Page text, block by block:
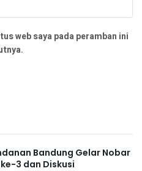
web saya pada peramban ini
Bandung Gelar Nobar
3 dan Diskusi